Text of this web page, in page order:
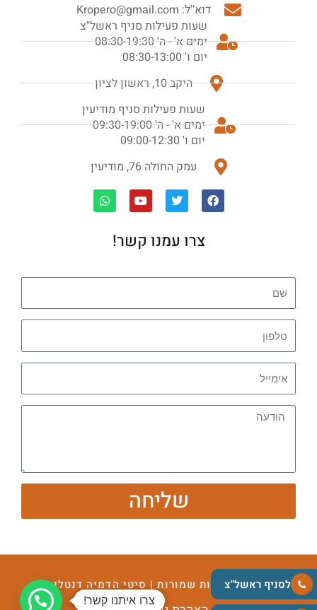
דוא''ל: Kropero@gmail.com
שעות פעילות סניף ראשל"צ
ימים א' - ה' 08:30-19:30
יום ו' 08:30-13:00
היקב 10, ראשון לציון
שעות פעילות סניף מודיעין
ימים א' - ה' 09:30-19:00
יום ו' 09:00-12:30
עמק החולה 76, מודיעין
a
c
e
w
i
t
e
r
o
u
t
b
e
h
a
t
צרו עמנו קשר!
שליחה
לסניף ראשל"צ
2024 כל הזכויות שמורות | סיטי הדמיה דנטלית ©
צרו איתנו קשר!